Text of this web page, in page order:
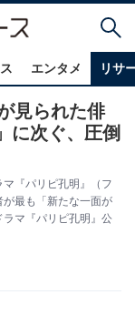
エンタメ リサ
見られた俳
に次ぐ、圧倒
『パリピ孔明』（フ
最も「新たな一面が
マ『パリピ孔明』公